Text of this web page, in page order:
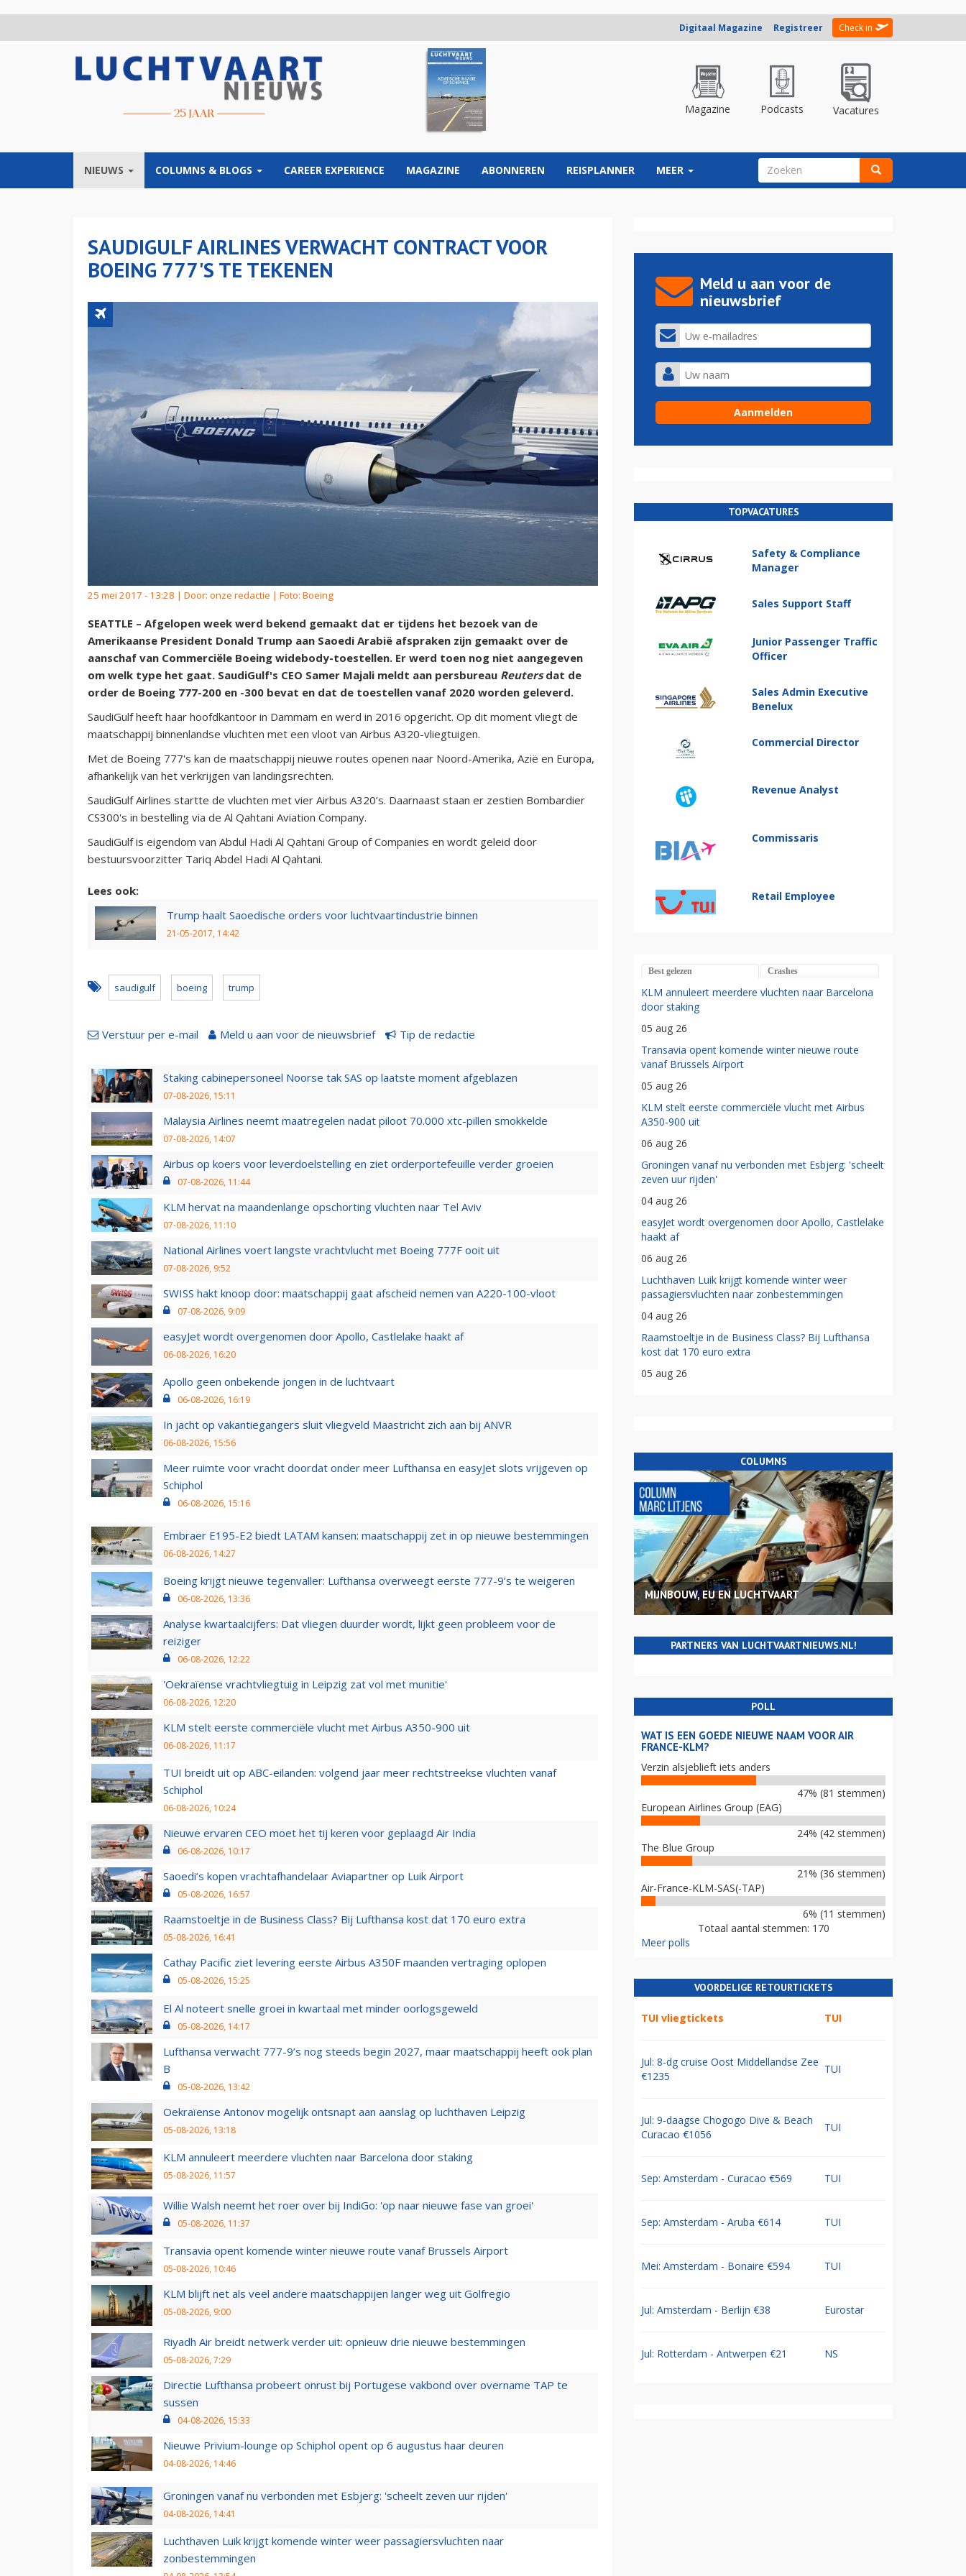
Digitaal Magazine Registreer Check in
Magazine Podcasts Vacatures
NIEUWS COLUMNS & BLOGS CAREER EXPERIENCE MAGAZINE ABONNEREN REISPLANNER MEER ZOEKVELD
SAUDIGULF AIRLINES VERWACHT CONTRACT VOOR
BOEING 777'S TE TEKENEN
25 mei 2017 - 13:28 | Door: onze redactie | Foto: Boeing
SEATTLE – Afgelopen week werd bekend gemaakt dat er tijdens het bezoek van de
Amerikaanse President Donald Trump aan Saoedi Arabië afspraken zijn gemaakt over de
aanschaf van Commerciële Boeing widebody-toestellen. Er werd toen nog niet aangegeven
om welk type het gaat. SaudiGulf's CEO Samer Majali meldt aan persbureau Reutersdat de
order de Boeing 777-200 en -300 bevat en dat de toestellen vanaf 2020 worden geleverd.
SaudiGulf heeft haar hoofdkantoor in Dammam en werd in 2016 opgericht. Op dit moment vliegt de
maatschappij binnenlandse vluchten met een vloot van Airbus A320-vliegtuigen.
Met de Boeing 777's kan de maatschappij nieuwe routes openen naar Noord-Amerika, Azië en Europa,
afhankelijk van het verkrijgen van landingsrechten.
SaudiGulf Airlines startte de vluchten met vier Airbus A320’s. Daarnaast staan er zestien Bombardier
CS300's in bestelling via de Al Qahtani Aviation Company.
SaudiGulf is eigendom van Abdul Hadi Al Qahtani Group of Companies en wordt geleid door
bestuursvoorzitter Tariq Abdel Hadi Al Qahtani.
Lees ook:
Trump haalt Saoedische orders voor luchtvaartindustrie binnen
21-05-2017, 14:42
saudigulf boeing trump
Verstuur per e-mail Meld u aan voor de nieuwsbrief Tip de redactie
Staking cabinepersoneel Noorse tak SAS op laatste moment afgeblazen
07-08-2026, 15:11
Malaysia Airlines neemt maatregelen nadat piloot 70.000 xtc-pillen smokkelde
07-08-2026, 14:07
Airbus op koers voor leverdoelstelling en ziet orderportefeuille verder groeien
07-08-2026, 11:44
KLM hervat na maandenlange opschorting vluchten naar Tel Aviv
07-08-2026, 11:10
National Airlines voert langste vrachtvlucht met Boeing 777F ooit uit
07-08-2026, 9:52
SWISS hakt knoop door: maatschappij gaat afscheid nemen van A220-100-vloot
07-08-2026, 9:09
easyJet wordt overgenomen door Apollo, Castlelake haakt af
06-08-2026, 16:20
Apollo geen onbekende jongen in de luchtvaart
06-08-2026, 16:19
In jacht op vakantiegangers sluit vliegveld Maastricht zich aan bij ANVR
06-08-2026, 15:56
Meer ruimte voor vracht doordat onder meer Lufthansa en easyJet slots vrijgeven op
Schiphol
06-08-2026, 15:16
Embraer E195-E2 biedt LATAM kansen: maatschappij zet in op nieuwe bestemmingen
06-08-2026, 14:27
Boeing krijgt nieuwe tegenvaller: Lufthansa overweegt eerste 777-9’s te weigeren
06-08-2026, 13:36
Analyse kwartaalcijfers: Dat vliegen duurder wordt, lijkt geen probleem voor de
reiziger
06-08-2026, 12:22
'Oekraïense vrachtvliegtuig in Leipzig zat vol met munitie'
06-08-2026, 12:20
KLM stelt eerste commerciële vlucht met Airbus A350-900 uit
06-08-2026, 11:17
TUI breidt uit op ABC-eilanden: volgend jaar meer rechtstreekse vluchten vanaf
Schiphol
06-08-2026, 10:24
Nieuwe ervaren CEO moet het tij keren voor geplaagd Air India
06-08-2026, 10:17
Saoedi’s kopen vrachtafhandelaar Aviapartner op Luik Airport
05-08-2026, 16:57
Raamstoeltje in de Business Class? Bij Lufthansa kost dat 170 euro extra
05-08-2026, 16:41
Cathay Pacific ziet levering eerste Airbus A350F maanden vertraging oplopen
05-08-2026, 15:25
El Al noteert snelle groei in kwartaal met minder oorlogsgeweld
05-08-2026, 14:17
Lufthansa verwacht 777-9’s nog steeds begin 2027, maar maatschappij heeft ook plan
B
05-08-2026, 13:42
Oekraïense Antonov mogelijk ontsnapt aan aanslag op luchthaven Leipzig
05-08-2026, 13:18
KLM annuleert meerdere vluchten naar Barcelona door staking
05-08-2026, 11:57
Willie Walsh neemt het roer over bij IndiGo: 'op naar nieuwe fase van groei'
05-08-2026, 11:37
Transavia opent komende winter nieuwe route vanaf Brussels Airport
05-08-2026, 10:46
KLM blijft net als veel andere maatschappijen langer weg uit Golfregio
05-08-2026, 9:00
Riyadh Air breidt netwerk verder uit: opnieuw drie nieuwe bestemmingen
05-08-2026, 7:29
Directie Lufthansa probeert onrust bij Portugese vakbond over overname TAP te
sussen
04-08-2026, 15:33
Nieuwe Privium-lounge op Schiphol opent op 6 augustus haar deuren
04-08-2026, 14:46
Groningen vanaf nu verbonden met Esbjerg: 'scheelt zeven uur rijden'
04-08-2026, 14:41
Luchthaven Luik krijgt komende winter weer passagiersvluchten naar
zonbestemmingen
Meld u aan voor de
nieuwsbrief
TOPVACATURES
Safety & Compliance
Manager
Sales Support Staff
Junior Passenger Traffic
Officer
Sales Admin Executive
Benelux
Commercial Director
Revenue Analyst
Commissaris
Retail Employee
Best gelezen Crashes
KLM annuleert meerdere vluchten naar Barcelona
door staking
05 aug 26
Transavia opent komende winter nieuwe route
vanaf Brussels Airport
05 aug 26
KLM stelt eerste commerciële vlucht met Airbus
A350-900 uit
06 aug 26
Groningen vanaf nu verbonden met Esbjerg: 'scheelt
zeven uur rijden'
04 aug 26
easyJet wordt overgenomen door Apollo, Castlelake
haakt af
06 aug 26
Luchthaven Luik krijgt komende winter weer
passagiersvluchten naar zonbestemmingen
04 aug 26
Raamstoeltje in de Business Class? Bij Lufthansa
kost dat 170 euro extra
05 aug 26
COLUMNS
MIJNBOUW, EU EN LUCHTVAART
PARTNERS VAN LUCHTVAARTNIEUWS.NL!
POLL
WAT IS EEN GOEDE NIEUWE NAAM VOOR AIR
FRANCE-KLM?
Verzin alsjeblieft iets anders
47% (81 stemmen)
European Airlines Group (EAG)
24% (42 stemmen)
The Blue Group
21% (36 stemmen)
Air-France-KLM-SAS(-TAP)
6% (11 stemmen)
Totaal aantal stemmen: 170
Meer polls
VOORDELIGE RETOURTICKETS
TUI vliegtickets TUI
Jul: 8-dg cruise Oost Middellandse Zee
€1235
TUI
Jul: 9-daagse Chogogo Dive & Beach
Curacao €1056
TUI
Sep: Amsterdam - Curacao €569 TUI
Sep: Amsterdam - Aruba €614 TUI
Mei: Amsterdam - Bonaire €594 TUI
Jul: Amsterdam - Berlijn €38 Eurostar
Jul: Rotterdam - Antwerpen €21 NS